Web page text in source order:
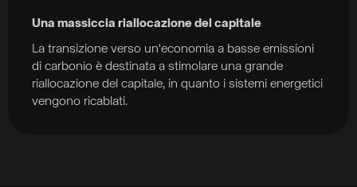
Una massiccia riallocazione del capitale
La transizione verso un'economia a basse emissioni
di carbonio è destinata a stimolare una grande
riallocazione del capitale, in quanto i sistemi energetici
vengono ricablati.